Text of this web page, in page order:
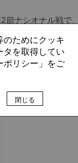
ナシオナル戦で、
決めた。
。学校を休んだけ
も語り草になってい
ためにクッキ
タを取得してい
ポリシー」をご
閉じる